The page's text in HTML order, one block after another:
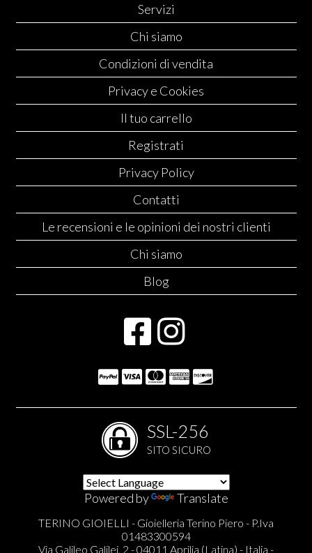
Servizi
Chi siamo
Condizioni di vendita
Privacy e Cookies
Il tuo carrello
Registrati
Privacy Policy
Contatti
Le recensioni e le opinioni dei nostri clienti
Chi siamo
Blog
SSL-256
SITO SICURO
Powered by Translate
TERINO GIOIELLI - Gioielleria Terino Piero - P.Iva
01483300594
Via Galileo Galilei, 2 - 04011 Aprilia (Latina) - Italia -